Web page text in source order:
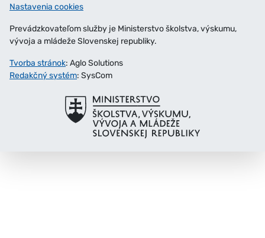
Nastavenia cookies
Prevádzkovateľom služby je Ministerstvo školstva, výskumu,
vývoja a mládeže Slovenskej republiky.
Tvorba stránok: Aglo Solutions
Redakčný systém: SysCom